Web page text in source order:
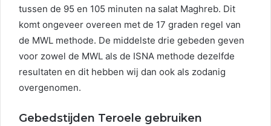
tussen de 95 en 105 minuten na salat Maghreb. Dit
komt ongeveer overeen met de 17 graden regel van
de MWL methode. De middelste drie gebeden geven
voor zowel de MWL als de ISNA methode dezelfde
resultaten en dit hebben wij dan ook als zodanig
overgenomen.
Gebedstijden Teroele gebruiken